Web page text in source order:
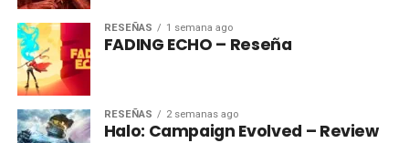
RESEÑAS 1 semana ago
FADING ECHO – Reseña
RESEÑAS 2 semanas ago
Halo: Campaign Evolved – Review